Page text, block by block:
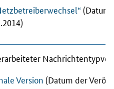
(Datum
Version (Datum der